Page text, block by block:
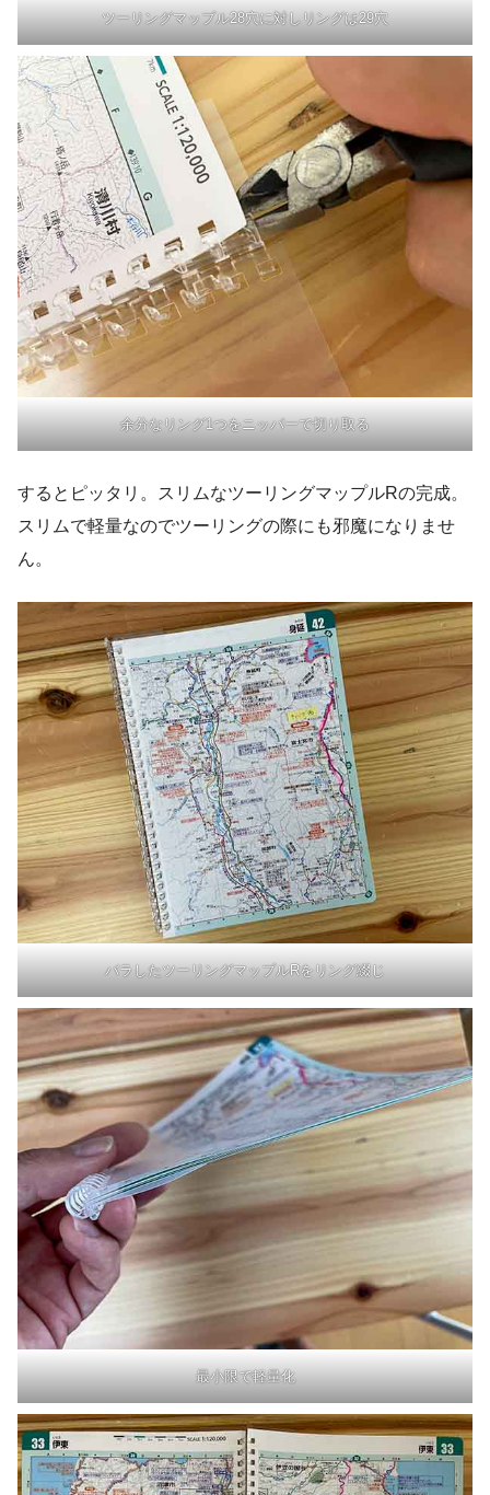
ツーリングマップル28穴に対しリングは29穴
余分なリング1つをニッパーで切り取る
するとピッタリ。スリムなツーリングマップルRの完成。
スリムで軽量なのでツーリングの際にも邪魔になりませ
ん。
バラしたツーリングマップルRをリング綴じ
最小限で軽量化